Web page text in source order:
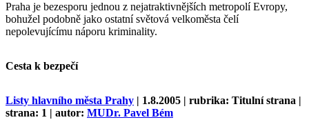
Praha je bezesporu jednou z nejatraktivnějších metropolí Evropy,
bohužel podobně jako ostatní světová velkoměsta čelí
nepolevujícímu náporu kriminality.
Cesta k bezpečí
Listy hlavního města Prahy | 1.8.2005 | rubrika: Titulní strana |
strana: 1 | autor: MUDr. Pavel Bém